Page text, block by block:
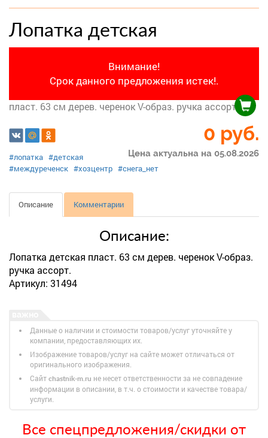
Лопатка детская
Внимание!
Срок данного предложения истек!.
пласт. 63 см дерев. черенок V-образ. ручка ассорт.
0 руб.
Цена актуальна на 05.08.2026
#лопатка #детская
#междуреченск #хозцентр #снега_нет
Описание Комментарии
Описание:
Лопатка детская пласт. 63 см дерев. черенок V-образ.
ручка ассорт.
Артикул: 31494
Данные о наличии и стоимости товаров/услуг уточняйте у
компании, предоставляющих их.
Изображение товаров/услуг на сайте может отличаться от
оригинального изображения.
Сайт chastnik-m.ru не несет ответственности за не совпадение
информации в описании, в т.ч. о стоимости и качестве товара/
услуги.
Все спецпредложения/скидки от